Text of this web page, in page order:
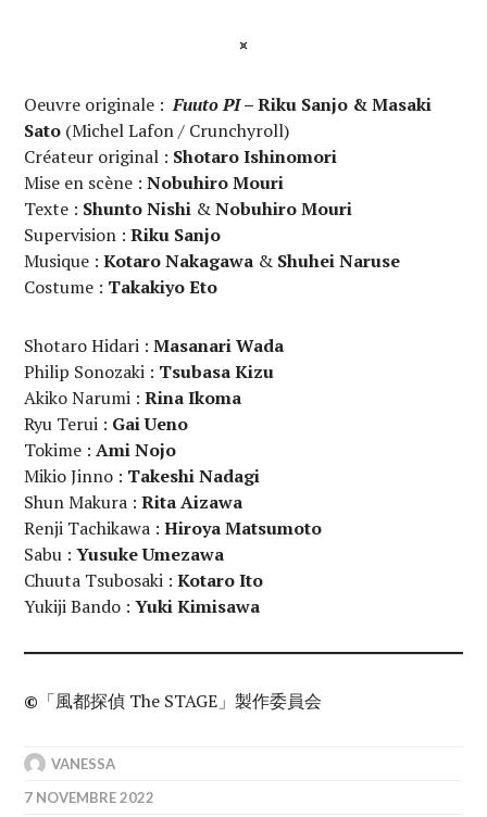
¤
Oeuvre originale :Fuuto PI– Riku Sanjo & Masaki
Sato (Michel Lafon / Crunchyroll)
Créateur original : Shotaro Ishinomori
Mise en scène :Nobuhiro Mouri
Texte : Shunto Nishi &Nobuhiro Mouri
Supervision : Riku Sanjo
Musique :Kotaro Nakagawa & Shuhei Naruse
Costume : Takakiyo Eto
Shotaro Hidari :Masanari Wada
Philip Sonozaki : Tsubasa Kizu
Akiko Narumi :Rina Ikoma
Ryu Terui : Gai Ueno
Tokime :Ami Nojo
Mikio Jinno : Takeshi Nadagi
Shun Makura :Rita Aizawa
Renji Tachikawa :Hiroya Matsumoto
Sabu :Yusuke Umezawa
Chuuta Tsubosaki :Kotaro Ito
Yukiji Bando :Yuki Kimisawa
© 「風都探偵 The STAGE」製作委員会
VANESSA
7 NOVEMBRE 2022